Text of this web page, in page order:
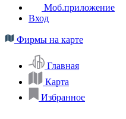
Моб.приложение
Вход
Фирмы на карте
Главная
Карта
Избранное